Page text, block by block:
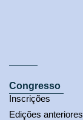
Congresso
Inscrições
Edições anteriores